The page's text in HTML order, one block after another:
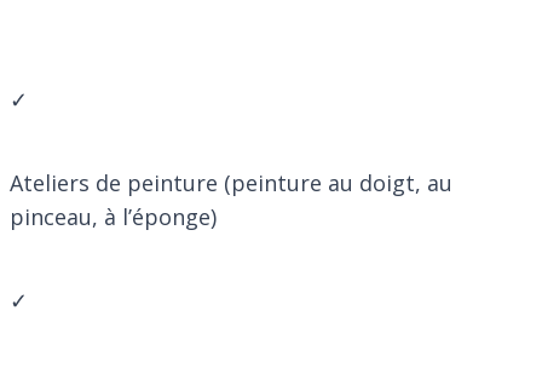
✓
Ateliers de peinture (peinture au doigt, au
pinceau, à l’éponge)
✓